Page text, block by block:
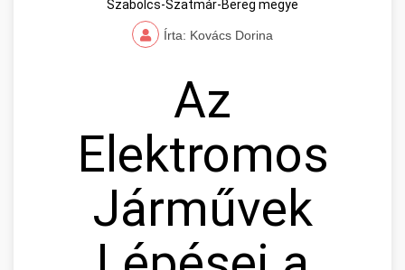
Szabolcs-Szatmár-Bereg megye
Írta: Kovács Dorina
Az
Elektromos
Járművek